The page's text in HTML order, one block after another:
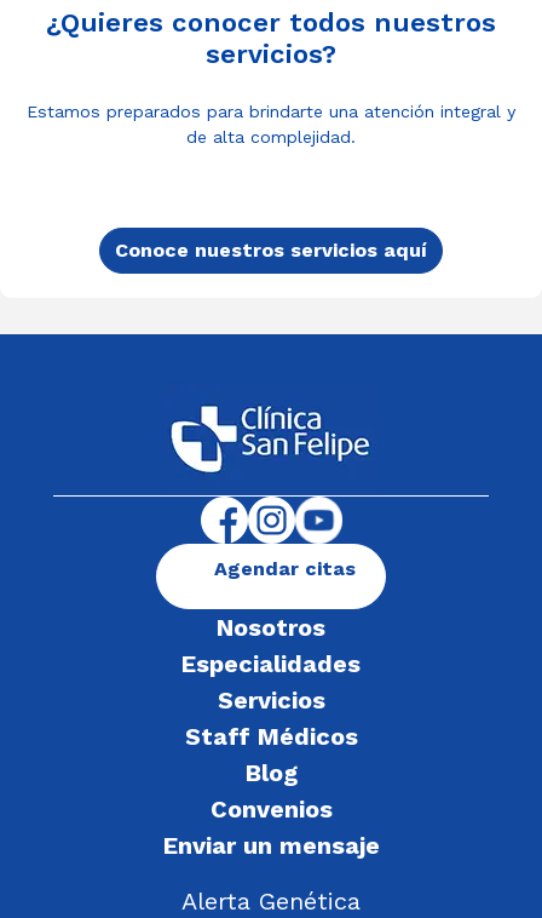
¿Quieres conocer todos nuestros
servicios?
Estamos preparados para brindarte una atención integral y
de alta complejidad.
Conoce nuestros servicios aquí
Nosotros
Especialidades
Servicios
Staff Médicos
Blog
Convenios
Enviar un mensaje
Alerta Genética
Agendar citas